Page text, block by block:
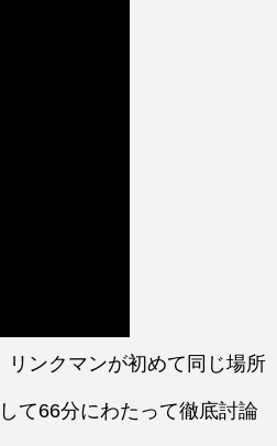
ンクマンが初めて同じ場所
て66分にわたって徹底討論